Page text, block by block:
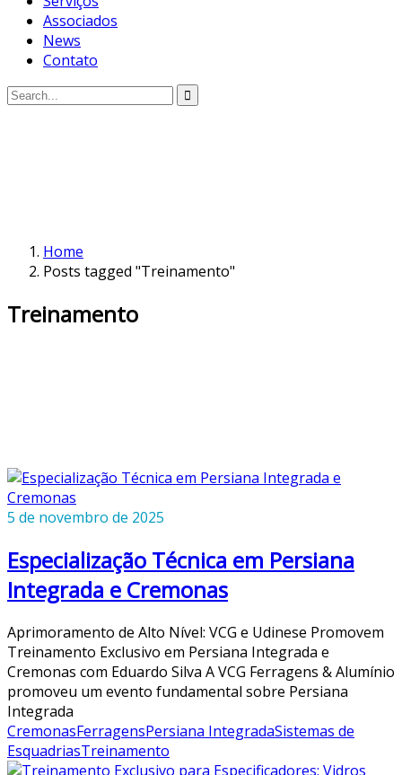
Associados
News
Contato
Home
Posts tagged "Treinamento"
Treinamento
5 de novembro de 2025
Especialização Técnica em Persiana
Integrada e Cremonas
Aprimoramento de Alto Nível: VCG e Udinese Promovem
Treinamento Exclusivo em Persiana Integrada e
Cremonas com Eduardo Silva A VCG Ferragens & Alumínio
promoveu um evento fundamental sobre Persiana
Integrada
CremonasFerragensPersiana IntegradaSistemas de
EsquadriasTreinamento